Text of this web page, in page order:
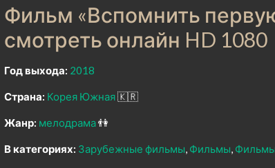
Фильм «Вспомнить
смотреть онлайн HD 1080
Год выхода: 2018
Страна: Корея Южная🇰🇷
Жанр: мелодрама👫
В категориях: Зарубежные фильмы Фильмы